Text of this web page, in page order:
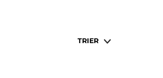
TRIER